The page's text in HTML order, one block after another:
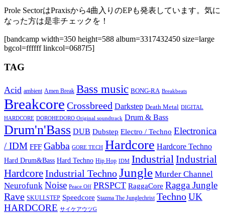
Prole SectorはPraxisから4曲入りのEPも発表しています。気に
なった方は是非チェックを！
[bandcamp width=350 height=588 album=3317432450 size=large
bgcol=ffffff linkcol=0687f5]
TAG
Acid ambient Amen Break Bass music BONG-RA Breakbeats
Breakcore Crossbreed Darkstep Death Metal DIGITAL
HARDCORE DOROHEDORO Original soundtrack Drum & Bass
Drum'n'Bass DUB Dubstep Electro / Techno Electronica
/ IDM FFF Gabba GORE TECH Hardcore Hardcore Techno
Hard Drum&Bass Hard Techno Hip Hop IDM IndustrialIndustrial
HardcoreIndustrial TechnoJungle Murder Channel
Neurofunk Noise Peace Off PRSPCT RaggaCore Ragga Jungle
Rave SKULLSTEP Speedcore Stazma The Junglechrist TechnoUK
HARDCORE サイケアウツG